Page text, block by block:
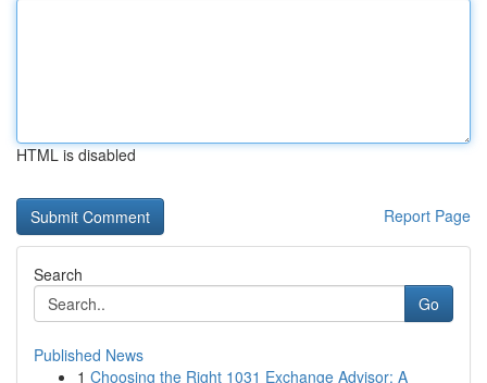
HTML is disabled
Report Page
Search
Go
Published News
1 Choosing the Right 1031 Exchange Advisor: A